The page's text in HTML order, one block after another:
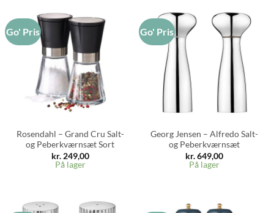
Go' Pris
Rosendahl – Grand Cru Salt-
og Peberkværnsæt Sort
kr.249,00
På lager
Go' Pris
Georg Jensen – Alfredo Salt-
og Peberkværnsæt
kr.649,00
På lager